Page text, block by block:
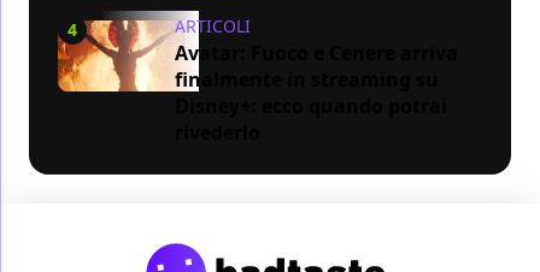
4 ARTICOLI
Avatar: Fuoco e Cenere arriva
finalmente in streaming su